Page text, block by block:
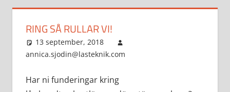
RING SÅ RULLAR VI!
13 september, 2018
annica.sjodin@lasteknik.com
Har ni funderingar kring